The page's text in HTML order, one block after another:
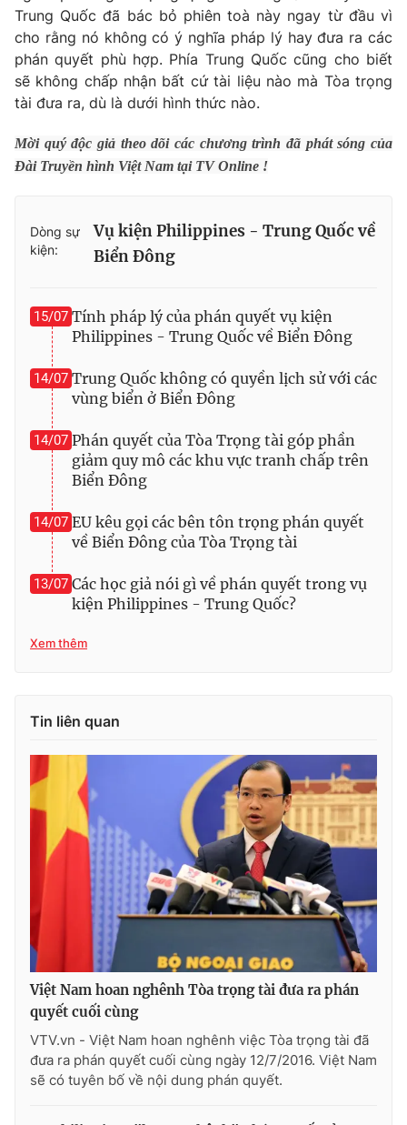
Khán giả
Giải sao mai
Sao
Du lịch
Làm đẹp
Chất lượng cuộc sống
Giáo dục
Tuyển sinh
Học trực tuyến
Công nghệ
Sản phẩm
Tư vấn
Giao lưu trực tuyến
Chuyên mục khác
Photo Infographic
Video Shorts video
VTV Money VTV Thể thao
VTV Sức khoẻ
Thị trường 24h Tấm lòng Việt
Vươn mình bằng AI
THỜI BÁO VTV
Theo dõi báo trên
Cơ quan chủ quản:
Cơ quan báo chí:Thời báo VTV
Giấy phép hoạt động báo in và báo điện tử số 483/GP-BTTTT
cấp ngày 29/12/2023
Tổng Biên tập:Vũ Thanh Thủy
Phó Tổng Biên tập:Nguyễn Thị Mỹ Hạnh, Phạm Quốc Thắng,
Nguyễn Trọng Ninh
Trung Quốc đã bác bỏ phiên toà này ngay từ đầu vì
cho rằng nó không có ý nghĩa pháp lý hay đưa ra các
phán quyết phù hợp. Phía Trung Quốc cũng cho biết
sẽ không chấp nhận bất cứ tài liệu nào mà Tòa trọng
tài đưa ra, dù là dưới hình thức nào.
Mời quý độc giả theo dõi các chương trình đã phát sóng của
Đài Truyền hình Việt Nam tại TV Online !
Dòng sự
kiện:
Vụ kiện Philippines - Trung Quốc về
Biển Đông
15/07 Tính pháp lý của phán quyết vụ kiện
Philippines - Trung Quốc về Biển Đông
14/07 Trung Quốc không có quyền lịch sử với các
vùng biển ở Biển Đông
14/07 Phán quyết của Tòa Trọng tài góp phần
giảm quy mô các khu vực tranh chấp trên
Biển Đông
14/07 EU kêu gọi các bên tôn trọng phán quyết
về Biển Đông của Tòa Trọng tài
13/07 Các học giả nói gì về phán quyết trong vụ
kiện Philippines - Trung Quốc?
Xem thêm
Tin liên quan
Việt Nam hoan nghênh Tòa trọng tài đưa ra phán
quyết cuối cùng
VTV.vn - Việt Nam hoan nghênh việc Tòa trọng tài đã
đưa ra phán quyết cuối cùng ngày 12/7/2016. Việt Nam
sẽ có tuyên bố về nội dung phán quyết.